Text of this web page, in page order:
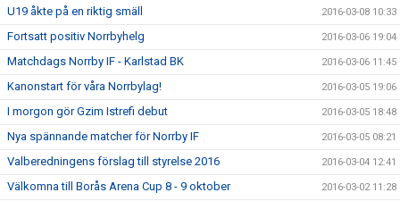
U19 åkte på en riktig smäll 2016-03-08 10:33
Fortsatt positiv Norrbyhelg 2016-03-06 19:04
Matchdags Norrby IF - Karlstad BK 2016-03-06 11:45
Kanonstart för våra Norrbylag! 2016-03-05 19:06
I morgon gör Gzim Istrefi debut 2016-03-05 18:48
Nya spännande matcher för Norrby IF 2016-03-05 08:21
Valberedningens förslag till styrelse 2016 2016-03-04 12:41
Välkomna till Borås Arena Cup 8 - 9 oktober 2016-03-02 11:28